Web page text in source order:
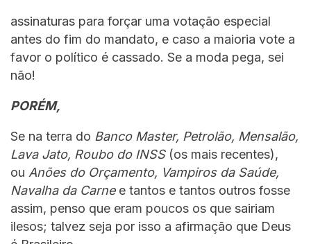
assinaturas para forçar uma votação especial
antes do fim do mandato, e caso a maioria vote a
favor o político é cassado. Se a moda pega, sei
não!
PORÉM,
Se na terra do Banco Master, Petrolão, Mensalão,
Lava Jato, Roubo do INSS(os mais recentes),
ou Anões do Orçamento, Vampiros da Saúde,
Navalha da Carne e tantos e tantos outros fosse
assim, penso que eram poucos os que sairiam
ilesos; talvez seja por isso a afirmação que Deus